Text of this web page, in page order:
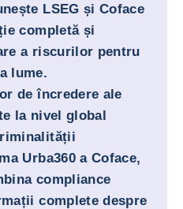
LSEG și Coface
completă și
a riscurilor pentru
lume.
de încredere ale
la nivel global
Urba360 a Coface,
compliance
complete despre